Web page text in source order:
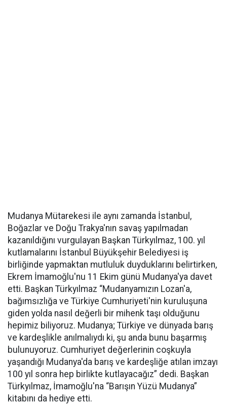
Mudanya Mütarekesi ile aynı zamanda İstanbul,
Boğazlar ve Doğu Trakya'nın savaş yapılmadan
kazanıldığını vurgulayan Başkan Türkyılmaz, 100. yıl
kutlamalarını İstanbul Büyükşehir Belediyesi iş
birliğinde yapmaktan mutluluk duyduklarını belirtirken,
Ekrem İmamoğlu'nu 11 Ekim günü Mudanya'ya davet
etti. Başkan Türkyılmaz “Mudanyamızın Lozan'a,
bağımsızlığa ve Türkiye Cumhuriyeti'nin kuruluşuna
giden yolda nasıl değerli bir mihenk taşı olduğunu
hepimiz biliyoruz. Mudanya; Türkiye ve dünyada barış
ve kardeşlikle anılmalıydı ki, şu anda bunu başarmış
bulunuyoruz. Cumhuriyet değerlerinin coşkuyla
yaşandığı Mudanya'da barış ve kardeşliğe atılan imzayı
100 yıl sonra hep birlikte kutlayacağız” dedi. Başkan
Türkyılmaz, İmamoğlu'na “Barışın Yüzü Mudanya”
kitabını da hediye etti.